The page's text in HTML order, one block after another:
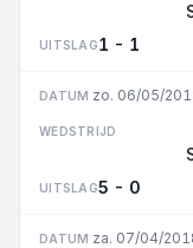
UITSLAG1 - 1
DATUM zo. 06/05/
WEDSTRIJD
UITSLAG5 - 0
DATUM za. 07/04/